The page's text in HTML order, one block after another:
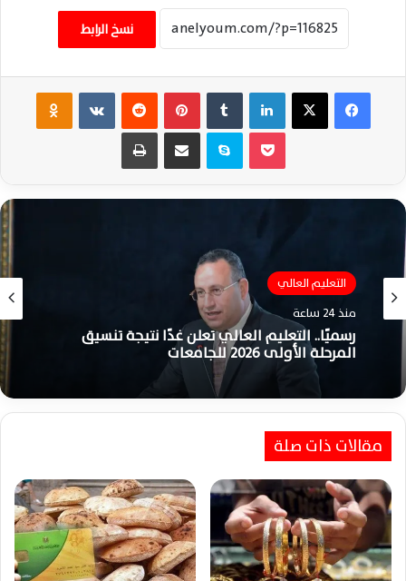
نسخ الرابط
فيسبوك ‫X لينكدإن بينتيريست ‏VKontakte
سكايب مشاركة عبر البريد طباعة
التعليم العالي
منذ 24 ساعة
رسميًا.. التعليم العالي تعلن غدًا نتيجة تنسيق
المرحلة الأولى 2026 للجامعات
مقالات ذات صلة